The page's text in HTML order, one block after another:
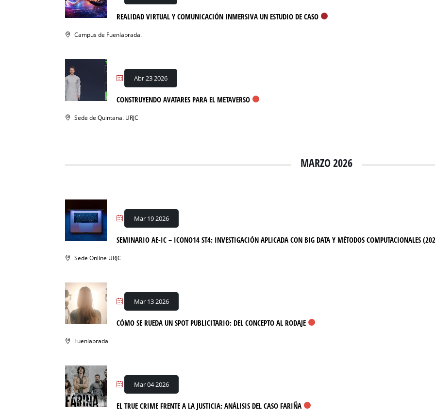
REALIDAD VIRTUAL Y COMUNICACIÓN INMERSIVA UN ESTUDIO DE CASO
Campus de Fuenlabrada.
Abr 23 2026
CONSTRUYENDO AVATARES PARA EL METAVERSO
Sede de Quintana. URJC
MARZO 2026
Mar 19 2026
SEMINARIO AE-IC – ICONO14 ST4: INVESTIGACIÓN APLICADA CON BIG DATA Y MÉTODOS COMPUTACIONALES
Sede Online URJC
Mar 13 2026
CÓMO SE RUEDA UN SPOT PUBLICITARIO: DEL CONCEPTO AL RODAJE
Fuenlabrada
Mar 04 2026
EL TRUE CRIME FRENTE A LA JUSTICIA: ANÁLISIS DEL CASO FARIÑA